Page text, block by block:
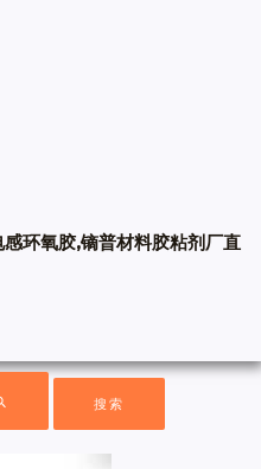
环氧胶,镝普材料胶粘剂厂直